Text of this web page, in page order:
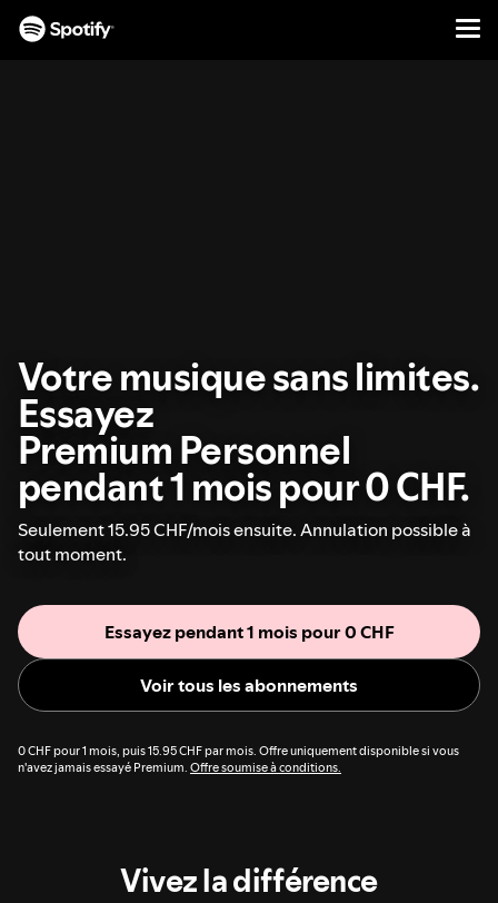
Votre musique sans limites.
Essayez
Premium Personnel
pendant 1 mois pour 0 CHF.
Seulement 15.95 CHF/mois ensuite. Annulation possible à
tout moment.
Essayez pendant 1 mois pour 0 CHF
Voir tous les abonnements
0 CHF pour 1 mois, puis 15.95 CHF par mois. Offre uniquement disponible si vous
n'avez jamais essayé Premium. Offre soumise à conditions.
Vivez la différence